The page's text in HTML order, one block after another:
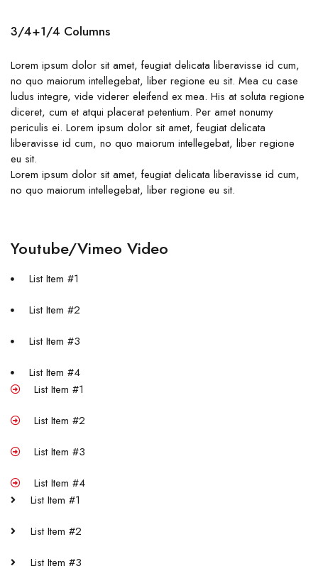
3/4+1/4 Columns
Lorem ipsum dolor sit amet, feugiat delicata liberavisse id cum,
no quo maiorum intellegebat, liber regione eu sit. Mea cu case
ludus integre, vide viderer eleifend ex mea. His at soluta regione
diceret, cum et atqui placerat petentium. Per amet nonumy
periculis ei. Lorem ipsum dolor sit amet, feugiat delicata
liberavisse id cum, no quo maiorum intellegebat, liber regione
eu sit.
Lorem ipsum dolor sit amet, feugiat delicata liberavisse id cum,
no quo maiorum intellegebat, liber regione eu sit.
Youtube/Vimeo Video
List Item #1
List Item #2
List Item #3
List Item #4
List Item #1
List Item #2
List Item #3
List Item #4
List Item #1
List Item #2
List Item #3